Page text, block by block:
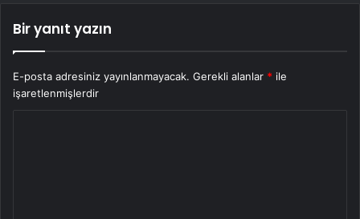
Bir yanıt yazın
E-posta adresiniz yayınlanmayacak. Gerekli alanlar * ile
işaretlenmişlerdir